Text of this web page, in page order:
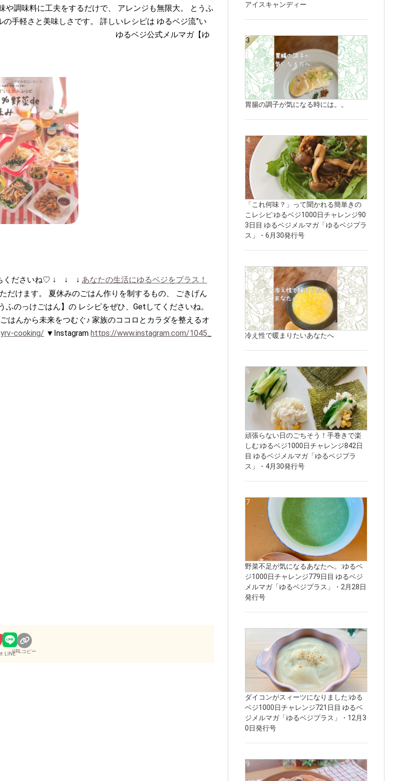
調味料に工夫をするだけで、 アレンジも無限大。 とうふ
手軽さと美味しさです。 詳しいレシピは ゆるベジ流”い
ゆるベジ公式メルマガ【ゆ
ちくださいね♡ ↓ ↓ ↓ あなたの生活にゆるベジをプラス！
けます。 夏休みのごはん作りを制するもの、 ごきげん
のっけごはん】の レシピをぜひ、Getしてくださいね。
はんから未来をつむぐ♪ 家族のココロとカラダを整えるオ
cooking/ ▼Instagram https://www.instagram.com/1045_
LINEURLコピー
アイスキャンディー
胃腸の調子が気になる時には。。
「これ何味？」って聞かれる簡単きの
こレシピ:ゆるベジ1000日チャレンジ90
3日目 ゆるベジメルマガ「ゆるベジプラ
ス」・6月30発行号
冷え性で暖まりたいあなたへ
頑張らない日のごちそう！手巻きで楽
しむ:ゆるベジ1000日チャレンジ842日
目 ゆるベジメルマガ「ゆるベジプラ
ス」・4月30発行号
野菜不足が気になるあなたへ。:ゆるベ
ジ1000日チャレンジ779日目 ゆるベジ
メルマガ「ゆるベジプラス」・2月28日
発行号
ダイコンがスィーツになりました:ゆる
ベジ1000日チャレンジ721日目 ゆるベ
ジメルマガ「ゆるベジプラス」・12月3
0日発行号